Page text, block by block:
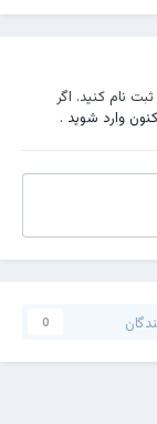
نام کنید. اگر
وارد شوید.
0